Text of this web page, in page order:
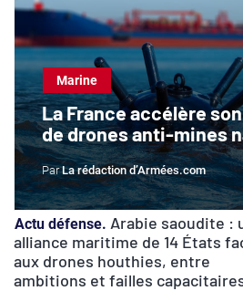
Marine
La France accélère
de drones anti-mines
La rédaction d’Armées.com
Actu défense Arabie saoudite :
alliance maritime de 14 États
aux drones houthies, entre
ambitions et failles